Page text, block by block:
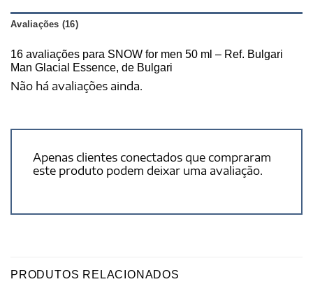
Avaliações (16)
16 avaliações para SNOW for men 50 ml – Ref. Bulgari
Man Glacial Essence, de Bulgari
Não há avaliações ainda.
Apenas clientes conectados que compraram
este produto podem deixar uma avaliação.
PRODUTOS RELACIONADOS